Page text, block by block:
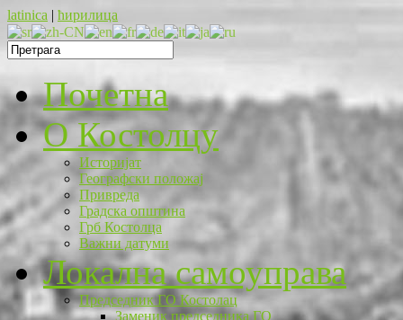
latinica | ћирилица
Почетна
O Костолцу
Историјат
Географски положај
Привреда
Градска општина
Грб Костолца
Важни датуми
Локална самоуправа
Председник ГО Костолац
Заменик председника ГО